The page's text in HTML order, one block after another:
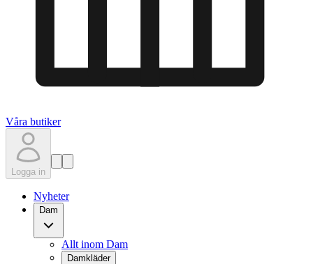
Våra butiker
Logga in
Nyheter
Dam
Allt inom Dam
Damkläder